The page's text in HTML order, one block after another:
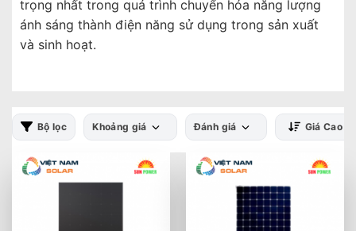
trọng nhất trong quá trình chuyển hóa năng lượng
ánh sáng thành điện năng sử dụng trong sản xuất
và sinh hoạt.
Bộ lọc Khoảng giá Đánh giá Giá Cao -